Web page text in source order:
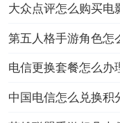
大众点评怎么购买电
电信更换套餐怎么办